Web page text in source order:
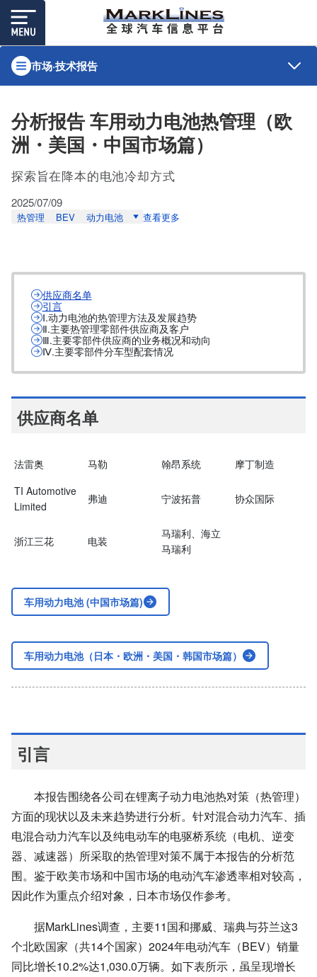
市场·技术报告
分析报告 车用动力电池热管理（欧
洲・美国・中国市场篇）
探索旨在降本的电池冷却方式
2025/07/09
热管理 BEV 动力电池 查看更多
供应商名单
引言
Ⅰ.动力电池的热管理方法及发展趋势
Ⅱ.主要热管理零部件供应商及客户
Ⅲ.主要零部件供应商的业务概况和动向
Ⅳ.主要零部件分车型配套情况
供应商名单
法雷奥 马勒 翰昂系统
摩丁制造
TI Automotive
Limited
弗迪 宁波拓普 协众国际
浙江三花 电装
马瑞利、海立
马瑞利
车用动力电池 (中国市场篇)
车用动力电池（日本・欧洲・美国・韩国市场篇）
引言
本报告围绕各公司在锂离子动力电池热对策（热管理）
方面的现状以及未来趋势进行分析。针对混合动力汽车、插
电混合动力汽车以及纯电动车的电驱桥系统（电机、逆变
器、减速器）所采取的热管理对策不属于本报告的分析范
围。鉴于欧美市场和中国市场的电动汽车渗透率相对较高，
因此作为重点介绍对象，日本市场仅作参考。
据MarkLines调查，主要11国和挪威、瑞典与芬兰这3
个北欧国家（共14个国家）2024年电动汽车 （BEV） 销量
同比增长10.2%达1,030.0万辆。如下表所示，虽呈现增长